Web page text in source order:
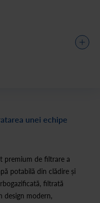
unei echipe
premium de filtrare a
potabilă din clădire și
filtrată
design modern,